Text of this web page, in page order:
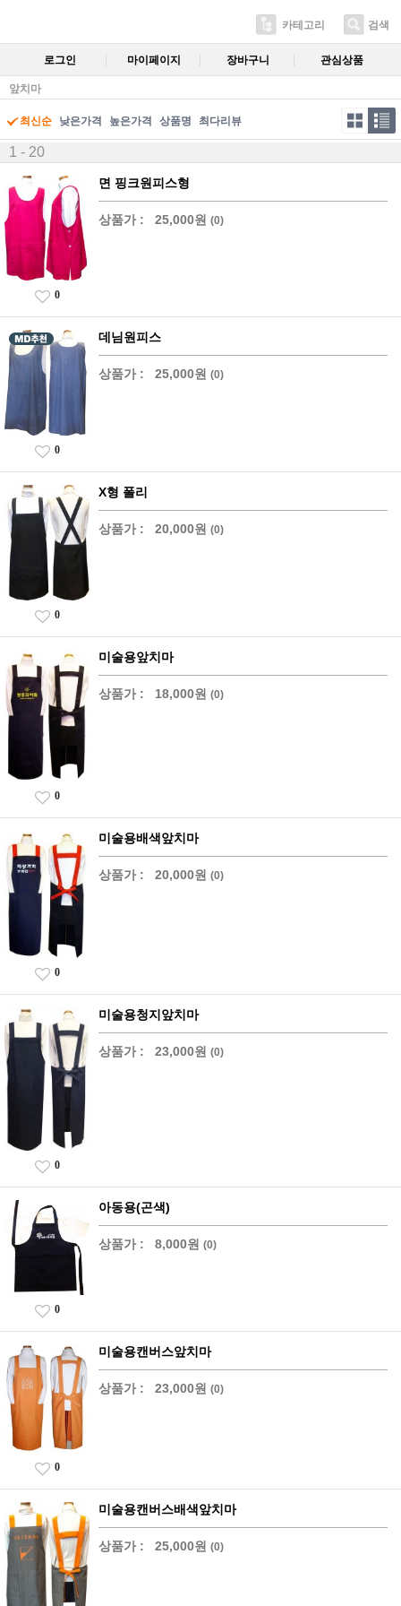
카테고리 검색
로그인 마이페이지 장바구니 관심상품
앞치마
최신순 낮은가격 높은가격 상품명 최다리뷰
1 - 20
면 핑크원피스형
상품가 : 25,000원 (0)
0
데님원피스
상품가 : 25,000원 (0)
0
X형 폴리
상품가 : 20,000원 (0)
0
미술용앞치마
상품가 : 18,000원 (0)
0
미술용배색앞치마
상품가 : 20,000원 (0)
0
미술용청지앞치마
상품가 : 23,000원 (0)
0
아동용(곤색)
상품가 : 8,000원 (0)
0
미술용캔버스앞치마
상품가 : 23,000원 (0)
0
미술용캔버스배색앞치마
상품가 : 25,000원 (0)